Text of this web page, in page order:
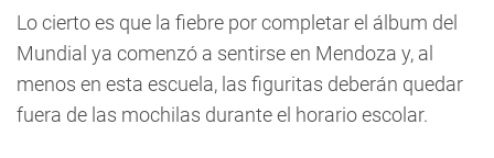
Lo cierto es que la fiebre por completar el álbum del
Mundial ya comenzó a sentirse en Mendoza y, al
menos en esta escuela, las figuritas deberán quedar
fuera de las mochilas durante el horario escolar.